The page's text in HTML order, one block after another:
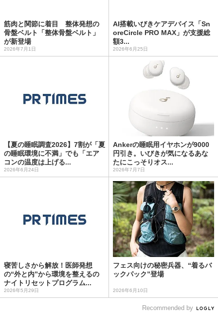
筋肉と関節に着目 整体発想の
骨盤ベルト「整体骨盤ベルト」
が新登場
2026年7月1日
AI搭載いびきケアデバイス「Sn
oreCircle PRO MAX」が支援総
額3...
2026年6月25日
【夏の睡眠調査2026】7割が「夏
の睡眠環境に不満」でも「エア
コンの温度は上げる...
2026年6月24日
Ankerの睡眠用イヤホンが9000
円引き。いびきが気になるあな
たにこっそりオス...
2026年7月7日
寝苦しさから解放！医師発想
の“外と内”から環境を整えるの
ナイトリセットプログラム...
2026年5月29日
フェス向けの秘密兵器、“着るバ
ックパック”登場
2026年6月10日
Recommended by